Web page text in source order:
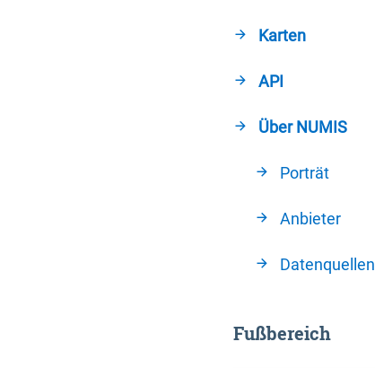
Karten
API
Über NUMIS
Porträt
Anbieter
Datenquellen
Fußbereich